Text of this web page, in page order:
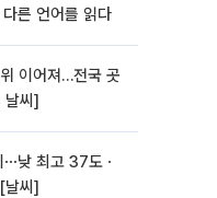
른 언어를 읽다
이어져…전국 곳
날씨]
⋯낮 최고 37도ㆍ
날씨]